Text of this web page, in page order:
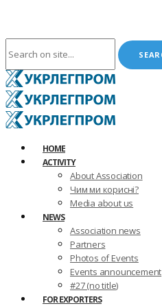
HOME
ACTIVITY
About Association
Чим ми корисні?
Media about us
NEWS
Association news
Partners
Photos of Events
Events announcement
#27 (no title)
FOR EXPORTERS